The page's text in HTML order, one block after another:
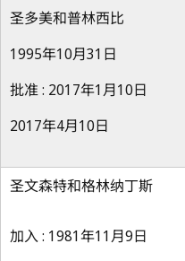
圣多美和普林西比
1995年10月31日
批准 : 2017年1月10日
2017年4月10日
圣文森特和格林纳丁斯
加入 : 1981年11月9日